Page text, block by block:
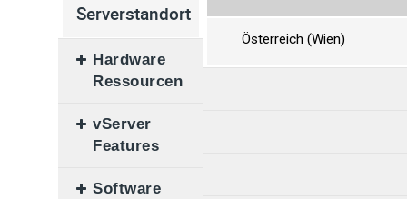
Serverstandort
Hardware
Ressourcen
CPU-vCores
CPU-Mindesttakt
vServer
Features
Virtualisierungs-
Software
Österreich (Wien)
Österreich (Wien)